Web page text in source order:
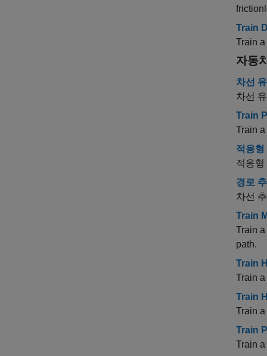
Train
Train
자동
차선
차선
Train
Train
적응형
적응
경로
차선
Train
Train
path.
Train
Train
Train
Train
Train
Train